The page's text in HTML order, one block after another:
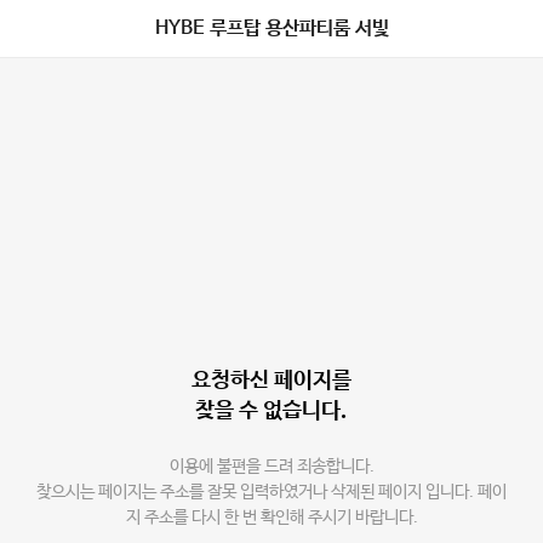
HYBE 루프탑 용산파티룸 서빛
요청하신 페이지를
찾을 수 없습니다.
이용에 불편을 드려 죄송합니다.
찾으시는 페이지는 주소를 잘못 입력하였거나 삭제된 페이지 입니다. 페이
지 주소를 다시 한 번 확인해 주시기 바랍니다.